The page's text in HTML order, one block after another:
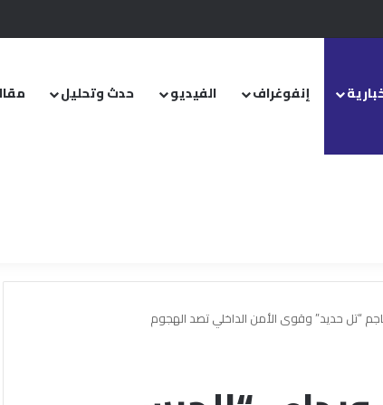
قانون خاص إلى مجلس الشعب
إنفوغراف الفيديو حدث وتحليل
“تل حديد” وقوى الأمن الداخلي تصد الهجوم